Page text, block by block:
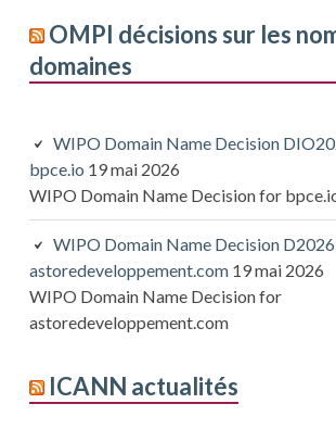
OMPI décisions sur les
domaines
WIPO Domain Name Decision
bpce.io 19 mai 2026
WIPO Domain Name Decision for
WIPO Domain Name Decision
astoredeveloppement.com 19 mai 2026
WIPO Domain Name Decision for
astoredeveloppement.com
ICANN actualités